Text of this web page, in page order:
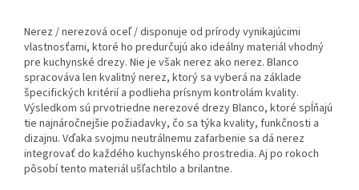
Nerez / nerezová oceľ / disponuje od prírody vynikajúcimi
vlastnosťami, ktoré ho predurčujú ako ideálny materiál vhodný
pre kuchynské drezy. Nie je však nerez ako nerez. Blanco
spracováva len kvalitný nerez, ktorý sa vyberá na základe
špecifických kritérií a podlieha prísnym kontrolám kvality.
Výsledkom sú prvotriedne nerezové drezy Blanco, ktoré spĺňajú
tie najnáročnejšie požiadavky, čo sa týka kvality, funkčnosti a
dizajnu. Vďaka svojmu neutrálnemu zafarbenie sa dá nerez
integrovať do každého kuchynského prostredia. Aj po rokoch
pôsobí tento materiál ušľachtilo a brilantne.